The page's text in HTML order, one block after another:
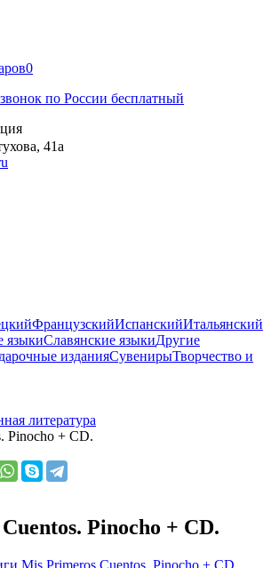
0
звонок по России бесплатный
41а
ФранцузскийИспанскийИтальянский
языкиСлавянские языкиДругие
изданияСувенирыТворчество и
литература
Pinocho + CD.
Pinocho + CD.